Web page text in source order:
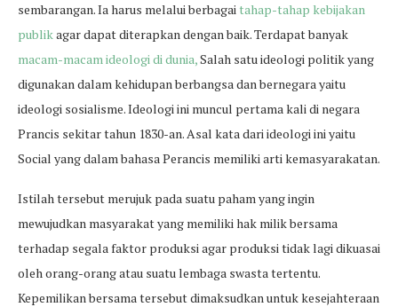
sembarangan. Ia harus melalui berbagaitahap-tahap kebijakan
publikagar dapat diterapkan dengan baik. Terdapat banyak
macam-macam ideologi di dunia,Salah satu ideologi politik yang
digunakan dalam kehidupan berbangsa dan bernegara yaitu
ideologi sosialisme. Ideologi ini muncul pertama kali di negara
Prancis sekitar tahun 1830-an. Asal kata dari ideologi ini yaitu
Social yang dalam bahasa Perancis memiliki arti kemasyarakatan.
Istilah tersebut merujuk pada suatu paham yang ingin
mewujudkan masyarakat yang memiliki hak milik bersama
terhadap segala faktor produksi agar produksi tidak lagi dikuasai
oleh orang-orang atau suatu lembaga swasta tertentu.
Kepemilikan bersama tersebut dimaksudkan untuk kesejahteraan